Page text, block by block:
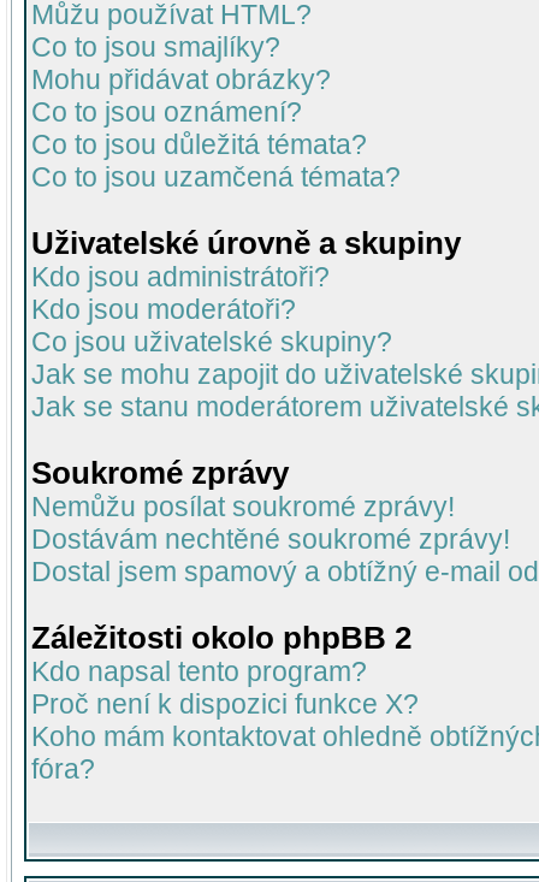
Můžu používat HTML?
Co to jsou smajlíky?
Mohu přidávat obrázky?
Co to jsou oznámení?
Co to jsou důležitá témata?
Co to jsou uzamčená témata?
Uživatelské úrovně a skupiny
Kdo jsou administrátoři?
Kdo jsou moderátoři?
Co jsou uživatelské skupiny?
Jak se mohu zapojit do uživatelské
Jak se stanu moderátorem uživatelské
Soukromé zprávy
Nemůžu posílat soukromé zprávy!
Dostávám nechtěné soukromé zprávy!
Dostal jsem spamový a obtížný e-mail
Záležitosti okolo phpBB 2
Kdo napsal tento program?
Proč není k dispozici funkce X?
Koho mám kontaktovat ohledně
fóra?